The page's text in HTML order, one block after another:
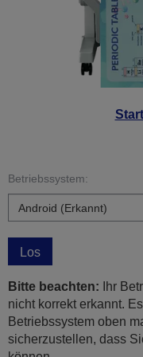
Betriebssystem:
Los
Bitte beachten: Ihr
nicht korrekt erkannt.
Betriebssystem oben
sicherzustellen, dass